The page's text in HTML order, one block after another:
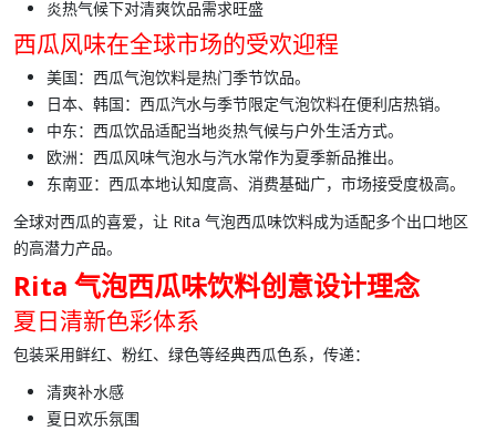
炎热气候下对清爽饮品需求旺盛
西瓜风味在全球市场的受欢迎程
美国： 西瓜气泡饮料是热门季节饮品。
日本、韩国： 西瓜汽水与季节限定气泡饮料在便利店热销。
中东：西瓜饮品适配当地炎热气候与户外生活方式。
欧洲： 西瓜风味气泡水与汽水常作为夏季新品推出。
东南亚： 西瓜本地认知度高、消费基础广，市场接受度极高。
全球对西瓜的喜爱，让 Rita 气泡西瓜味饮料成为适配多个出口地区
的高潜力产品。
Rita 气泡西瓜味饮料创意设计理念
夏日清新色彩体系
包装采用鲜红、粉红、绿色等经典西瓜色系，传递：
清爽补水感
夏日欢乐氛围